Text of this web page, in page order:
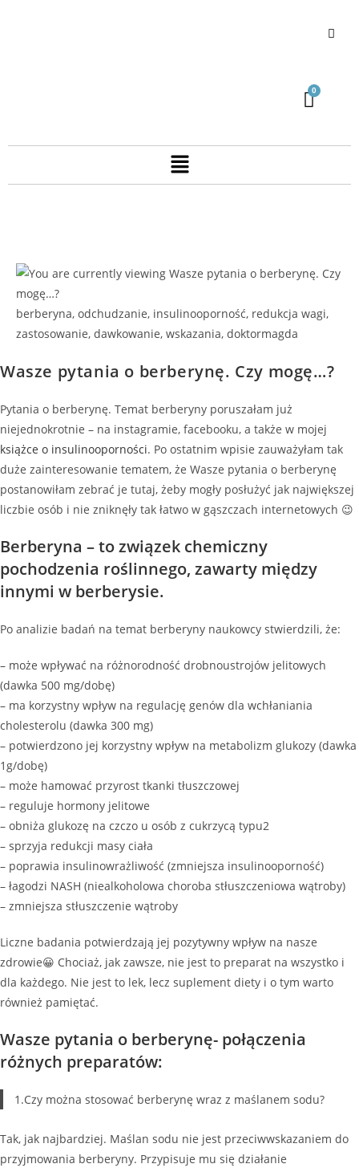
berberyna, odchudzanie, insulinooporność, redukcja wagi,
zastosowanie, dawkowanie, wskazania, doktormagda
Wasze pytania o berberynę. Czy mogę…?
Pytania o berberynę. Temat berberyny poruszałam już
niejednokrotnie – na instagramie, facebooku, a także w mojej
książce o insulinooporności. Po ostatnim wpisie zauważyłam tak
duże zainteresowanie tematem, że Wasze pytania o berberynę
postanowiłam zebrać je tutaj, żeby mogły posłużyć jak największej
liczbie osób i nie zniknęły tak łatwo w gąszczach internetowych 😉
Berberyna – to związek chemiczny
pochodzenia roślinnego, zawarty między
innymi w berberysie.
Po analizie badań na temat berberyny naukowcy stwierdzili, że:
– może wpływać na różnorodność drobnoustrojów jelitowych
(dawka 500 mg/dobę)
– ma korzystny wpływ na regulację genów dla wchłaniania
cholesterolu (dawka 300 mg)
– potwierdzono jej korzystny wpływ na metabolizm glukozy (dawka
1g/dobę)
– może hamować przyrost tkanki tłuszczowej
– reguluje hormony jelitowe
– obniża glukozę na czczo u osób z cukrzycą typu2
– sprzyja redukcji masy ciała
– poprawia insulinowrażliwość (zmniejsza insulinooporność)
– łagodzi NASH (niealkoholowa choroba stłuszczeniowa wątroby)
– zmniejsza stłuszczenie wątroby
Liczne badania potwierdzają jej pozytywny wpływ na nasze
zdrowie😀 Chociaż, jak zawsze, nie jest to preparat na wszystko i
dla każdego. Nie jest to lek, lecz suplement diety i o tym warto
również pamiętać.
Wasze pytania o berberynę- połączenia
różnych preparatów:
1.Czy można stosować berberynę wraz z maślanem sodu?
Tak, jak najbardziej. Maślan sodu nie jest przeciwwskazaniem do
przyjmowania berberyny. Przypisuje mu się działanie